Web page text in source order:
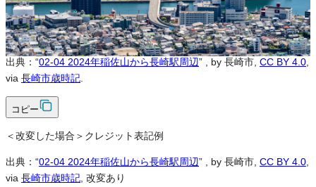
必須
クレジット表記例
出典：“02-04 2024年稲佐山から長崎駅周辺” , by 長崎市, CC BY 4.0
via 長崎市歳時記
コピー
＜改変した場合＞クレジット表記例
出典：“02-04 2024年稲佐山から長崎駅周辺” , by 長崎市, CC BY 4.0
via 長崎市歳時記 , 改変あり